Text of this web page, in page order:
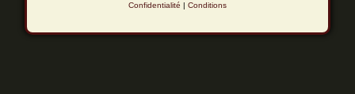
Confidentialité
Conditions